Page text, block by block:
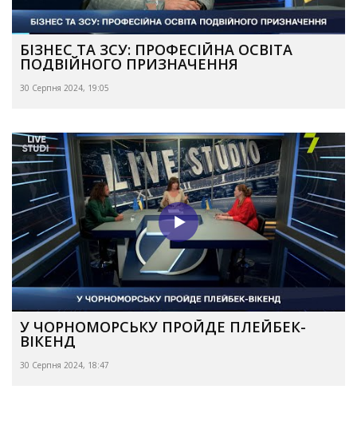
БІЗНЕС ТА ЗСУ: ПРОФЕСІЙНА ОСВІТА
ПОДВІЙНОГО ПРИЗНАЧЕННЯ
30 Серпня 2024, 19:05
У ЧОРНОМОРСЬКУ ПРОЙДЕ ПЛЕЙБЕК-
ВІКЕНД
30 Серпня 2024, 18:47